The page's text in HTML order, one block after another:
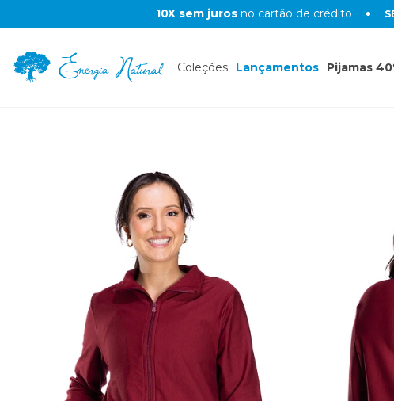
10X sem jurosno cartão de crédito
Coleções Lançamentos Pijamas